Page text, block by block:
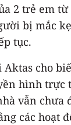
2 trẻ em từ
bị mắc
tục.
cho
hình trực
vẫn chưa
các hoạt